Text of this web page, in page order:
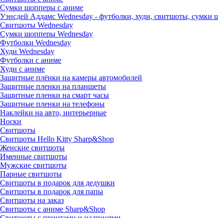
Сумки шопперы с аниме
Уэнсдей Аддамс Wednesday - футболки, худи, свитшоты, сумки
Свитшоты Wednesday
Сумки шопперы Wednesday
Футболки Wednesday
Худи Wednesday
Футболки с аниме
Худи с аниме
Защитные плёнки на камеры автомобилей
Защитные пленки на планшеты
Защитные пленки на смарт часы
Защитные пленки на телефоны
Наклейки на авто, интерьерные
Носки
Свитшоты
Cвитшоты Hello Kitty Sharp&Shop
Женские свитшоты
Именные свитшоты
Мужские свитшоты
Парные свитшоты
Свитшоты в подарок для дедушки
Свитшоты в подарок для папы
Свитшоты на заказ
Свитшоты с аниме Sharp&Shop